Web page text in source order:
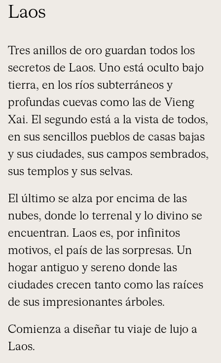
Laos
Tres anillos de oro guardan todos los
secretos de Laos. Uno está oculto bajo
tierra, en los ríos subterráneos y
profundas cuevas como las de Vieng
Xai. El segundo está a la vista de todos,
en sus sencillos pueblos de casas bajas
y sus ciudades, sus campos sembrados,
sus templos y sus selvas.
El último se alza por encima de las
nubes, donde lo terrenal y lo divino se
encuentran. Laos es, por infinitos
motivos, el país de las sorpresas. Un
hogar antiguo y sereno donde las
ciudades crecen tanto como las raíces
de sus impresionantes árboles.
Comienza a diseñar tu viaje de lujo a
Laos.